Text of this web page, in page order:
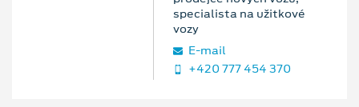
specialista na užitkové
vozy
E‑mail
+420 777 454 370